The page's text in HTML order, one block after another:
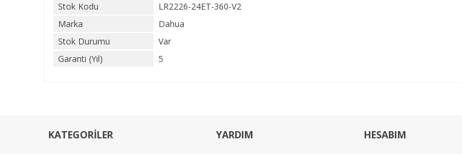
Stok Kodu
LR2226-24ET-360-V2
Marka
Dahua
Stok Durumu
Var
Garanti (Yıl)
5
KATEGORİLER YARDIM HESABIM